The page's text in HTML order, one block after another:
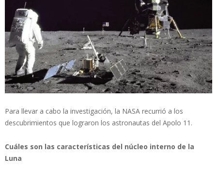
Para llevar a cabo la investigación, la NASA recurrió a los
descubrimientos que lograron los astronautas del Apolo 11.
Cuáles son las características del núcleo interno de la
Luna